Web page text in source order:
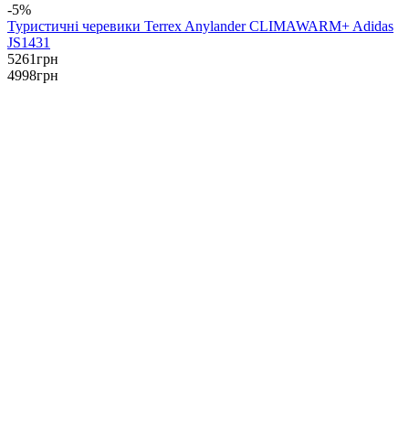
-5%
Туристичні черевики Terrex Anylander CLIMAWARM+ Adidas
JS1431
5261грн
4998грн